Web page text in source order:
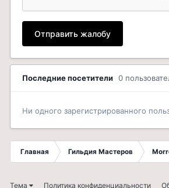
Отправить жалобу
Последние посетители 0
Ни одного зарегистрированного
Главная Гильдия Мастеров
Тема Политика конфиденциальности